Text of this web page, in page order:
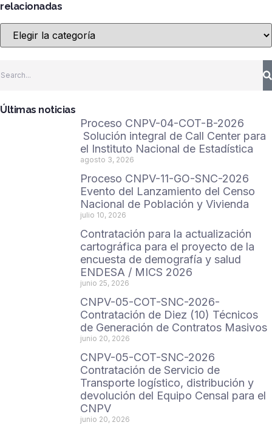
relacionadas
Últimas noticias
Proceso CNPV-04-COT-B-2026
Solución integral de Call Center para
el Instituto Nacional de Estadística
agosto 3, 2026
Proceso CNPV-11-GO-SNC-2026
Evento del Lanzamiento del Censo
Nacional de Población y Vivienda
julio 10, 2026
Contratación para la actualización
cartográfica para el proyecto de la
encuesta de demografía y salud
ENDESA / MICS 2026
junio 25, 2026
CNPV-05-COT-SNC-2026-
Contratación de Diez (10) Técnicos
de Generación de Contratos Masivos
junio 20, 2026
CNPV-05-COT-SNC-2026
Contratación de Servicio de
Transporte logístico, distribución y
devolución del Equipo Censal para el
CNPV
junio 20, 2026